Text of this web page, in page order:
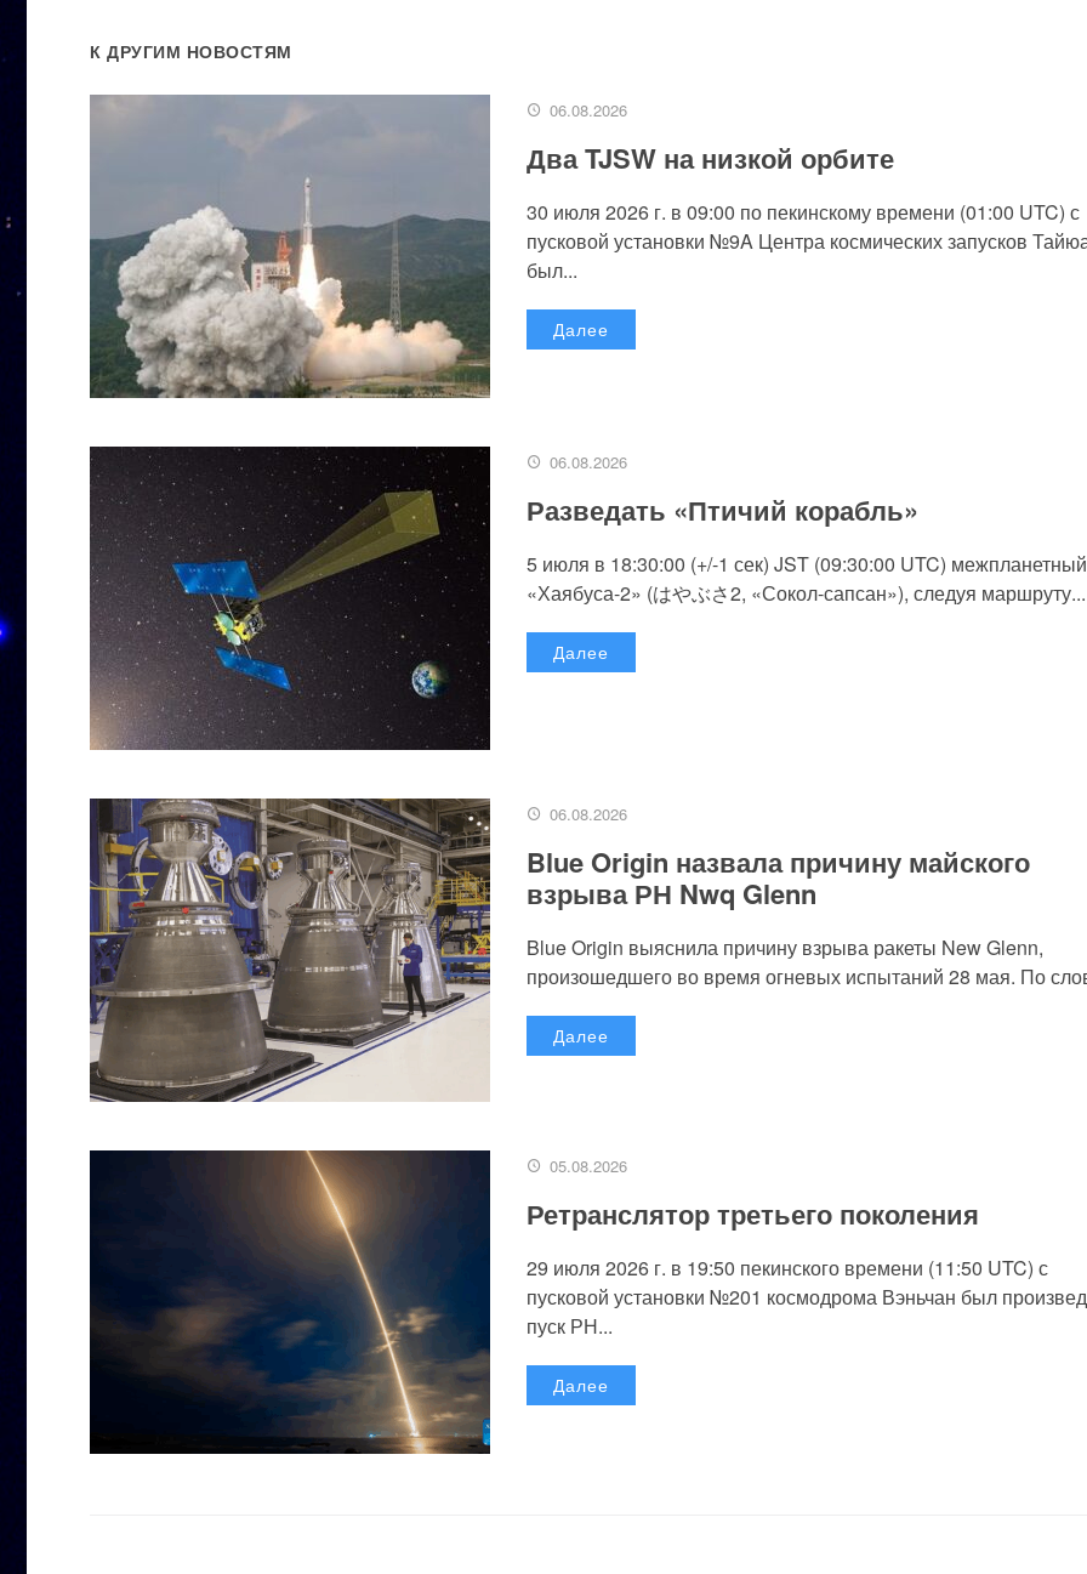
К ДРУГИМ НОВОСТЯМ
06.08.2026
Два TJSW на низкой орбите
30 июля 2026 г. в 09:00 по пекинскому времени (01:00 UTC) с
пусковой установки №9A Центра космических запусков
был...
Далее
06.08.2026
Разведать «Птичий корабль»
5 июля в 18:30:00 (+/-1 сек) JST (09:30:00 UTC)
«Хаябуса-2» (はやぶさ2, «Сокол-сапсан»), следуя маршруту...
Далее
06.08.2026
Blue Origin назвала причину майского
взрыва РН Nwq Glenn
Blue Origin выяснила причину взрыва ракеты New Glenn,
произошедшего во время огневых испытаний 28 мая. По
Далее
05.08.2026
Ретранслятор третьего поколения
29 июля 2026 г. в 19:50 пекинского времени (11:50 UTC) с
пусковой установки №201 космодрома Вэньчан был
пуск РН...
Далее